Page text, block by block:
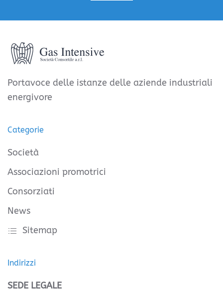
Portavoce delle istanze delle aziende industriali
energivore
Categorie
Società
Associazioni promotrici
Consorziati
News
Sitemap
Indirizzi
SEDE LEGALE